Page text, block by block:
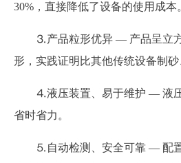
30%，直接降低了设备的使用成本
⒊产品粒形优异 — 产品呈立
形，实践证明比其他传统设备制砂
⒋液压装置、易于维护 — 液
省时省力。
⒌自动检测、安全可靠 — 配